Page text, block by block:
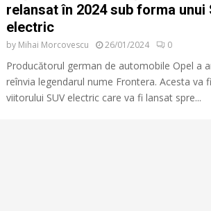
relansat în 2024 sub forma unui
electric
by Mihai Morcovescu 26/01/2024 0
Producătorul german de automobile Opel a
reînvia legendarul nume Frontera. Acesta va
viitorului SUV electric care va fi lansat spre...